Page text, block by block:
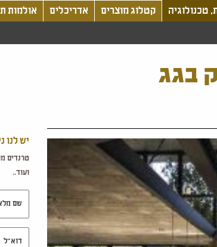
טכנולוגיה קטלוג מוצרים אדריכלים אולמות
בגג
יש לנו
טרנדים
ועוד..